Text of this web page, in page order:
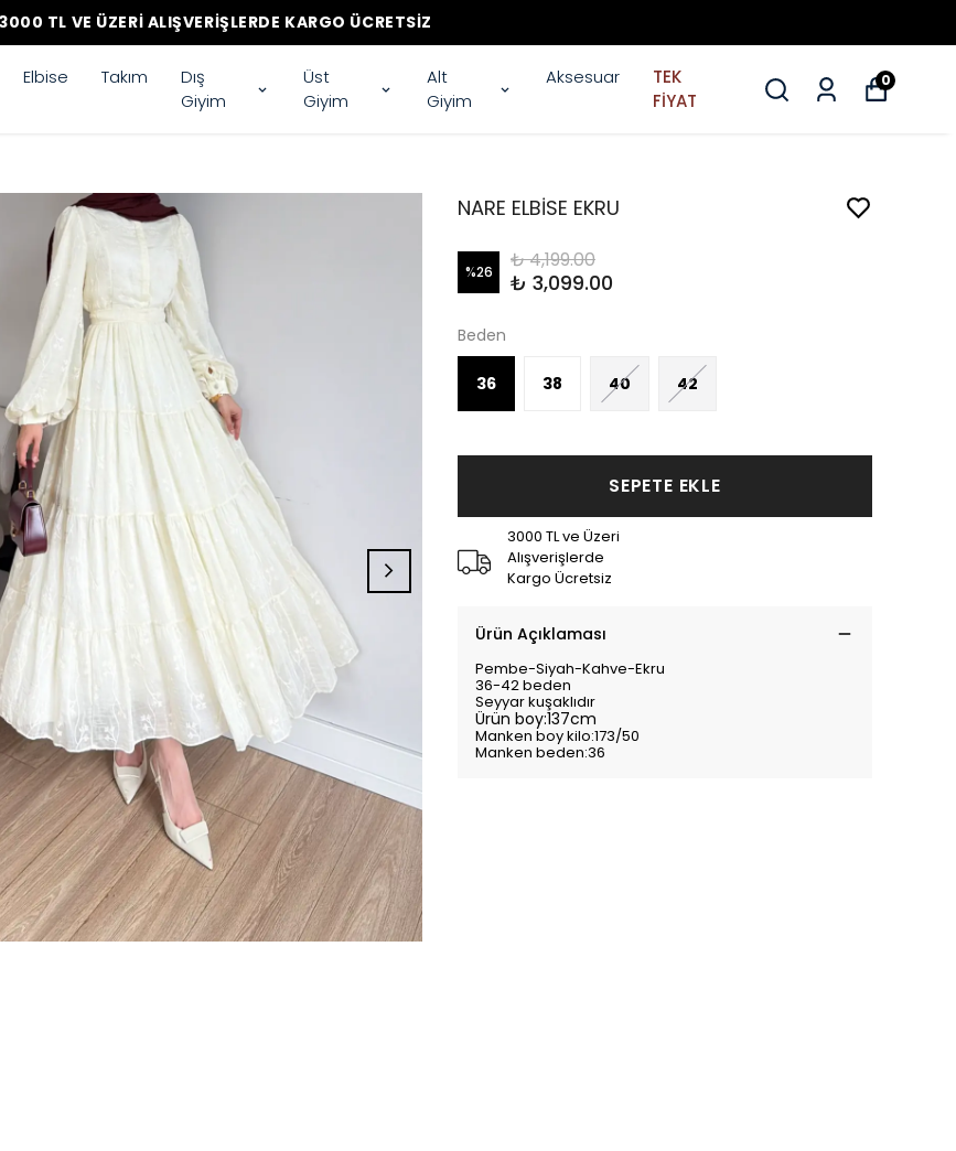
3000 TL VE ÜZERI ALIŞVERIŞLERDE KARGO ÜCRETSIZ
Elbise Takım
Dış
Giyim
Üst
Giyim
Alt
Giyim
Aksesuar
TEK
FİYAT
0
NARE ELBİSE EKRU
%26 ₺ 4,199.00
₺ 3,099.00
Beden
36 38 40 42
SEPETE EKLE
3000 TL ve Üzeri
Alışverişlerde
Kargo Ücretsiz
Ürün Açıklaması
Pembe-Siyah-Kahve-Ekru
36-42 beden
Seyyar kuşaklıdır
Ürün boy:137cm
Manken boy kilo:173/50
Manken beden:36